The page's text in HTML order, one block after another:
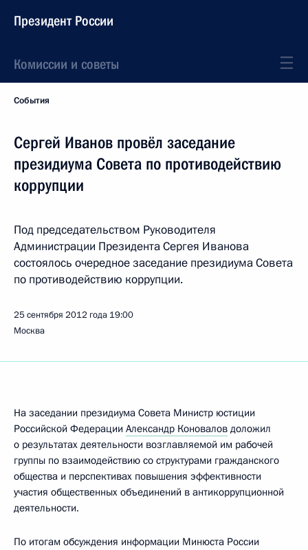
Президент России
Комиссии и советы
События
Сергей Иванов провёл заседание
президиума Совета по противодействию
коррупции
Под председательством Руководителя
Администрации Президента Сергея Иванова
состоялось очередное заседание президиума Совета
по противодействию коррупции.
25 сентября 2012 года 19:00
Москва
На заседании президиума Совета Министр юстиции
Российской Федерации Александр Коновалов доложил
о результатах деятельности возглавляемой им рабочей
группы по взаимодействию со структурами гражданского
общества и перспективах повышения эффективности
участия общественных объединений в антикоррупционной
деятельности.
По итогам обсуждения информации Минюста России